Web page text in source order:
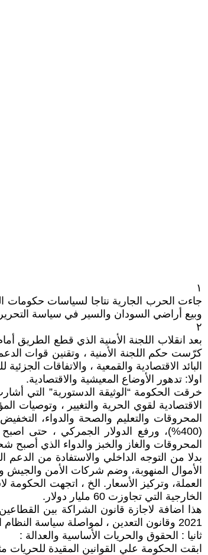
١
جاءت الحرب الجارية نتاجا لسياسات حكومات
وبيع أراضي السودان والسير في سياسة
٢
بعد انقلاب اللجنة الأمنية الذي قطع الطريق
كرّست حكم اللجنة الأمنية ، وتقنين قوات
البائد الاقتصادية والقمعية ، والاتفاقات
اولا: تدهور الأوضاع المعيشية والاقتصادية.
خرقت الحكومة “الوثيقة الدستورية” التي
الاقتصادية لقوي الحرية والتغيير ، وتوصيات
المحروقات والتعليم والصحة والدواء،
(400%)، ورفع الدولار الجمركي ، حتى
المحروقات والغاز والخبز والدواء الذي أصبح
بدلا من التوجه الداخلي والاستفادة من
الأموال المنهوبة، وضم شركات الأمن والجيش
العملة، وتركيز الأسعار. الخ ، اتجهت الحكومة
الخارجية التي تجاوزت 60 مليار دولار.
2021 وقانون التعدين ، لمواصلة سياسة النظام البائد في نهب اراضي وثروات البلاد.
ثانيا : الحقوق والحريات الأساسية والعدالة :